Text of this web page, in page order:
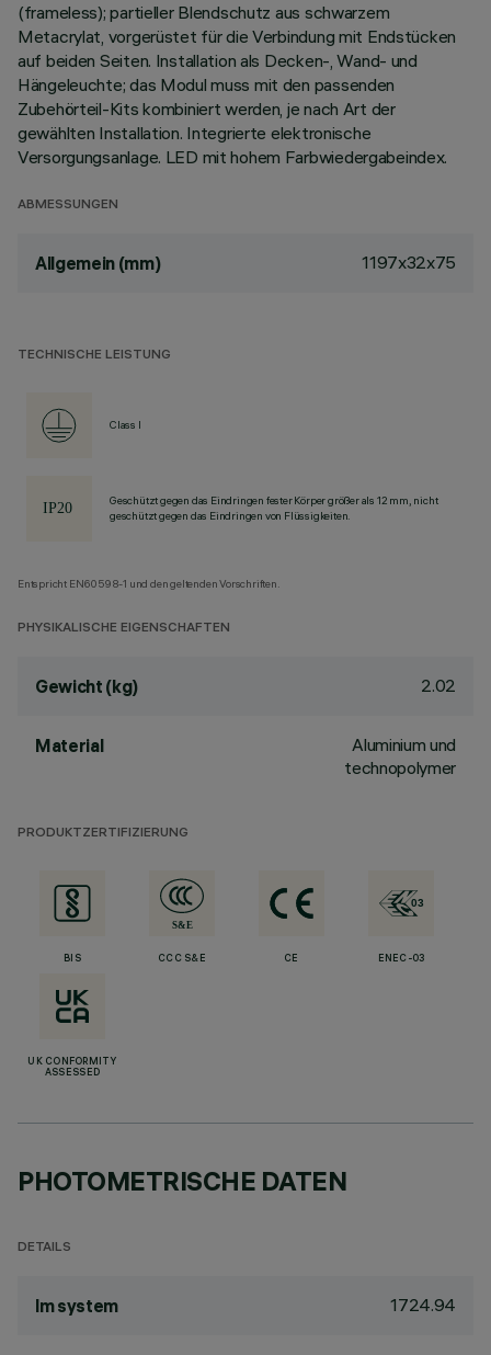
(frameless); partieller Blendschutz aus schwarzem
Metacrylat, vorgerüstet für die Verbindung mit Endstücken
auf beiden Seiten. Installation als Decken-, Wand- und
Hängeleuchte; das Modul muss mit den passenden
Zubehörteil-Kits kombiniert werden, je nach Art der
gewählten Installation. Integrierte elektronische
Versorgungsanlage. LED mit hohem Farbwiedergabeindex.
ABMESSUNGEN
Allgemein (mm) 1197x32x75
TECHNISCHE LEISTUNG
Class I
Geschützt gegen das Eindringen fester Körper größer als 12 mm, nicht
geschützt gegen das Eindringen von Flüssigkeiten.
Entspricht EN60598-1 und den geltenden Vorschriften.
PHYSIKALISCHE EIGENSCHAFTEN
Gewicht (kg) 2.02
Material
Aluminium und
technopolymer
PRODUKTZERTIFIZIERUNG
BIS CCC S&E CE ENEC-03
UK CONFORMITY
ASSESSED
PHOTOMETRISCHE DATEN
DETAILS
lm system 1724.94